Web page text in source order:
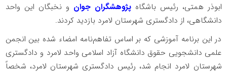
ابوذر همتی، رئیس باشگاه پژوهشگران جوان و نخبگان این واحد
دانشگاهی، از دادگستری شهرستان لامرد بازدید کردند.
در این برنامه آموزشی که بر اساس تفاهم‌نامه امضاء شده بین انجمن
علمی دانشجویی حقوق دانشگاه آزاد اسلامی واحد لامرد و دادگستری
شهرستان لامرد انجام شد، رئیس دادگستری شهرستان لامرد، شخصاً